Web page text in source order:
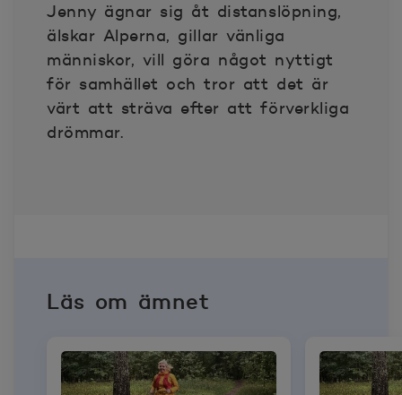
Jenny ägnar sig åt distanslöpning,
älskar Alperna, gillar vänliga
människor, vill göra något nyttigt
för samhället och tror att det är
värt att sträva efter att förverkliga
drömmar.
Läs om ämnet